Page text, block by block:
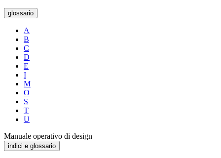
glossario
A
B
C
D
E
I
M
O
S
T
U
Manuale operativo di design
indici e glossario